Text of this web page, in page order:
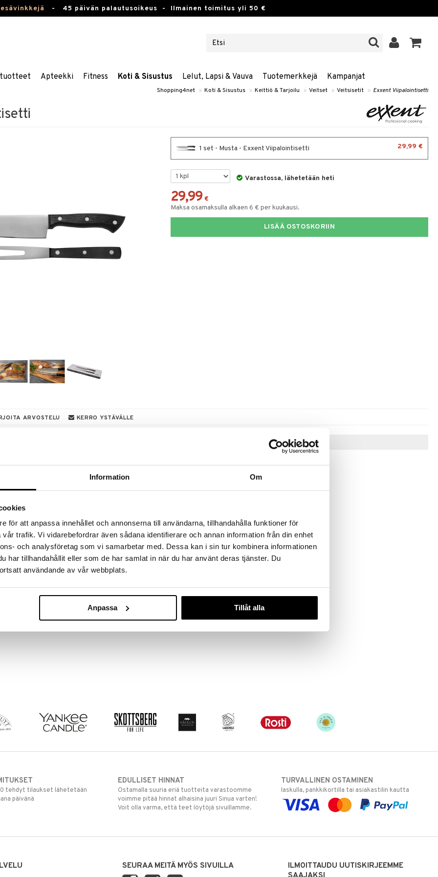
Information Om
för att anpassa innehållet och annonserna till användarna, tillhandahålla funktioner för
trafik. Vi vidarebefordrar även sådana identifierare och annan information från din enhet
och analysföretag som vi samarbetar med. Dessa kan i sin tur kombinera informationen
har tillhandahållit eller som de har samlat in när du har använt deras tjänster. Du
användande av vår webbplats.
Anpassa Tillåt alla
- 45 päivän palautusoikeus - Ilmainen toimitus yli 50 €
Apteekki Fitness Koti & Sisustus Lelut, Lapsi & Vauva Tuotemerkkejä Kampanjat
Shopping4net » Koti & Sisustus » Keittiö & Tarjoilu » Veitset » Veitsisetit » Exxent Viipalointisetti
1 set - Musta - Exxent Viipalointisetti 29,99 €
Varastossa, lähetetään heti
29,99 €
Maksa osamaksulla alkaen 6 € per kuukausi.
LISÄÄ OSTOSKORIIN
ARVOSTELU KERRO YSTÄVÄLLE
löydöt kotiin!
31.8.2026 asti mutta ole nopea -
ale-löydöt »
joka auttaa sinua leikkaamaan lihaa tai
terä on valmistettu X50CrMoV15-teräksestä.
joka on kestävä ja pitkäikäinen. Sisältää
Vinkkejä sinulle
Ideal Provence
leipäveitsi
tehdyt tilaukset lähetetään
päivänä
EDULLISET HINNAT
Ostamalla suuria eriä tuotteita varastoomme
voimme pitää hinnat alhaisina juuri Sinua varten!
Voit olla varma, että teet löytöjä sivuillamme.
TURVALLINEN OSTAMINEN
laskulla, pankkikortilla tai asiakastilin kautta
SEURAA MEITÄ MYÖS SIVUILLA
ILMOITTAUDU UUTISKIRJEEMME